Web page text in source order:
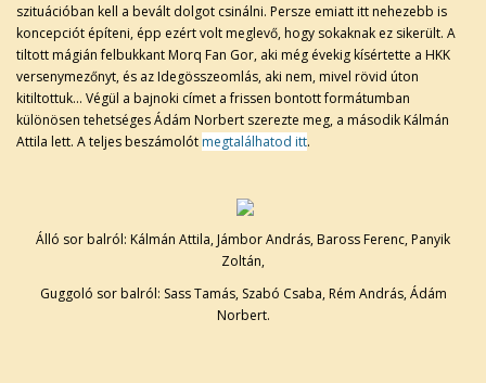
szituációban kell a bevált dolgot csinálni. Persze emiatt itt nehezebb is
koncepciót építeni, épp ezért volt meglevő, hogy sokaknak ez sikerült. A
tiltott mágián felbukkant Morq Fan Gor, aki még évekig kísértette a HKK
versenymezőnyt, és az Idegösszeomlás, aki nem, mivel rövid úton
kitiltottuk... Végül a bajnoki címet a frissen bontott formátumban
különösen tehetséges Ádám Norbert szerezte meg, a második Kálmán
Attila lett. A teljes beszámolót megtalálhatod itt.
Álló sor balról: Kálmán Attila, Jámbor András, Baross Ferenc, Panyik
Zoltán,
Guggoló sor balról: Sass Tamás, Szabó Csaba, Rém András, Ádám
Norbert.